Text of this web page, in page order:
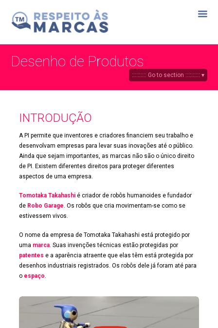
Desenho de Produtos
INTRODUÇÃO
A PI permite que inventores e criadores financiem seu trabalho e
desenvolvam empresas para levar suas inovações até o público.
Ainda que sejam importantes, as marcas não são o único direito
de PI. Existem diferentes direitos para proteger diferentes
aspectos de uma empresa.
Tomotaka Takahashié criador de robôs humanoides e fundador
de Robo Garage. Os robôs que cria movimentam-se como se
estivessem vivos.
O nome da empresa de Tomotaka Takahashi está protegido por
uma marca. Suas invenções técnicas estão protegidas por
patentes e a aparência atraente que elas têm está protegida por
desenhos industriais registrados. Os robôs dele já foram até para
o espaço.